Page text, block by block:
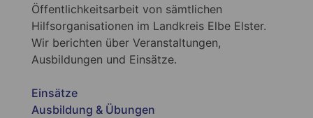
Öffentlichkeitsarbeit von sämtlichen
Hilfsorganisationen im Landkreis Elbe Elster.
Wir berichten über Veranstaltungen,
Ausbildungen und Einsätze.
Einsätze
Ausbildung & Übungen